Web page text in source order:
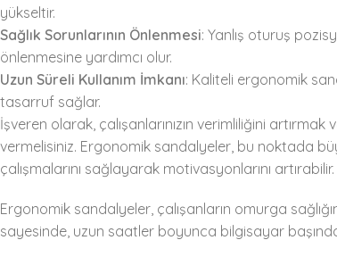
yükseltir.
Sağlık Sorunlarının Önlenmesi: Yanlış oturuş
önlenmesine yardımcı olur.
Uzun Süreli Kullanım İmkanı: Kaliteli ergonomik
tasarruf sağlar.
İşveren olarak, çalışanlarınızın verimliliğini
vermelisiniz. Ergonomik sandalyeler, bu noktada
çalışmalarını sağlayarak motivasyonlarını artırabilir.
Ergonomik sandalyeler, çalışanların omurga
sayesinde, uzun saatler boyunca bilgisayar